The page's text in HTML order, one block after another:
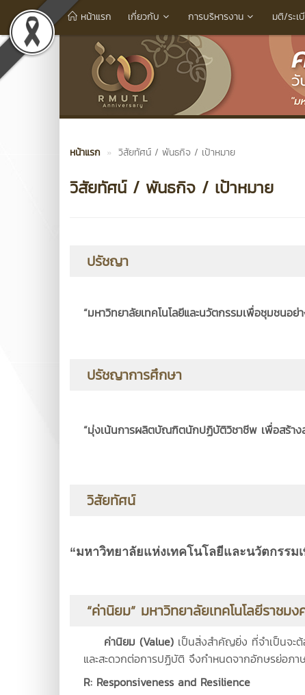
หน้าแรก เกี่ยวกับ การบริหารงาน มติ/ระ
หน้าแรก วิสัยทัศน์ / พันธกิจ / เป้าหมาย
วิสัยทัศน์ / พันธกิจ / เป้าหมาย
ปรัชญา
“มหาวิทยาลัยเทคโนโลยีและนวัตกรรมเพื่อชุมชนอย่
ปรัชญาการศึกษา
“มุ่งเน้นการผลิตบัณฑิตนักปฏิบัติวิชาชีพ เพื่อสร้าง
วิสัยทัศน์
“มหาวิทยาลัยแห่งเทคโนโลยีและนวัตกรรม
“ค่านิยม” มหาวิทยาลัยเทคโนโลยีราชม
ค่านิยม (Value) เป็นสิ่งสำคัญยิ่ง ที่จำเป็นจะ
และสะดวกต่อการปฏิบัติ จึงกำหนดจากอักษรย่อภ
R: Responsiveness and Resilience
ตอบส